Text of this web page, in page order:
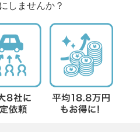
しませんか？